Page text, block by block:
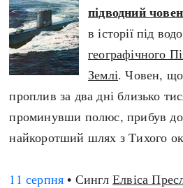
підводний
в історії під
географічного
Землі. Човен, що
проплив за два дні близько
проминувши полюс, прибув до
найкоротший шлях з Тихого
11 серпня • СинглЕлвіса